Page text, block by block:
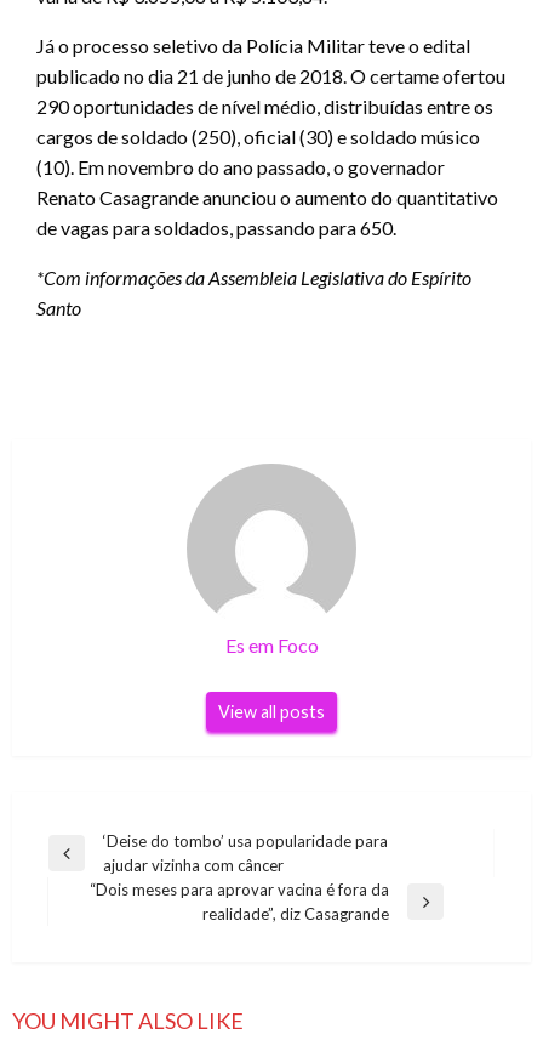
Já o processo seletivo da Polícia Militar teve o edital
publicado no dia 21 de junho de 2018. O certame ofertou
290 oportunidades de nível médio, distribuídas entre os
cargos de soldado (250), oficial (30) e soldado músico
(10). Em novembro do ano passado, o governador
Renato Casagrande anunciou o aumento do quantitativo
de vagas para soldados, passando para 650.
*Com informações da Assembleia Legislativa do Espírito
Santo
Es em Foco
View all posts
Navegação
Previous
‘Deise do tombo’ usa popularidade para
ajudar vizinha com câncer
“Dois meses para aprovar vacina é fora da
realidade”, diz Casagrande
YOU MIGHT ALSO LIKE